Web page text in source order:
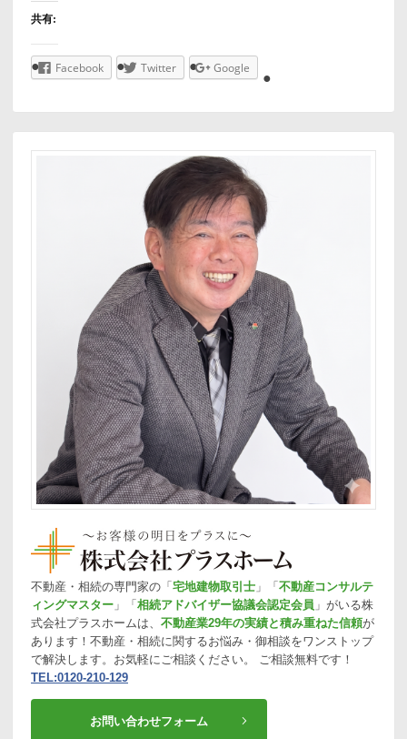
共有:
Facebook Twitter Google
不動産・相続の専門家の「宅地建物取引士 」「不動産コンサルテ
ィングマスター 」「相続アドバイザー協議会認定会員 」がいる株
式会社プラスホームは、 不動産業29年の実績と積み重ねた信頼が
あります！不動産・相続に関するお悩み・御相談をワンストップ
で解決します。お気軽にご相談ください。 ご相談無料です！
TEL:0120-210-129
お問い合わせフォーム